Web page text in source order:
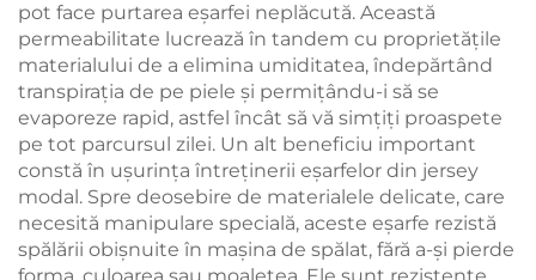
pot face purtarea eşarfei neplăcută. Această
permeabilitate lucrează în tandem cu proprietățile
materialului de a elimina umiditatea, îndepărtând
transpirația de pe piele și permițându-i să se
evaporeze rapid, astfel încât să vă simțiți proaspete
pe tot parcursul zilei. Un alt beneficiu important
constă în ușurința întreținerii eşarfelor din jersey
modal. Spre deosebire de materialele delicate, care
necesită manipulare specială, aceste eşarfe rezistă
spălării obișnuite în mașina de spălat, fără a-și pierde